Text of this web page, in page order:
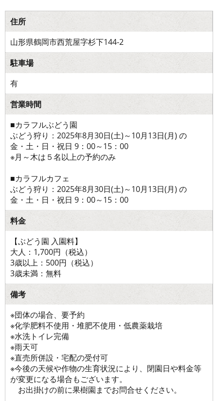
住所
山形県鶴岡市西荒屋字杉下144-2
駐車場
有
営業時間
■カラフルぶどう園
ぶどう狩り：2025年8月30日(土)～10月13日(月) の
金・土・日・祝日 9：00～15：00
※月～木は５名以上の予約のみ
■カラフルカフェ
ぶどう狩り：2025年8月30日(土)～10月13日(月) の
金・土・日・祝日 9：00～15：00
料金
【ぶどう園 入園料】
大人：1,700円（税込）
3歳以上：500円（税込）
3歳未満：無料
備考
※団体の場合、要予約
※化学肥料不使用・堆肥不使用・低農薬栽培
※水洗トイレ完備
※雨天可
※直売所併設・宅配の受付可
※今後の天候や作物の生育状況により、閉園日や料金等
が変更になる場合もございます。
お出掛けの前に果樹園までお問合せください。